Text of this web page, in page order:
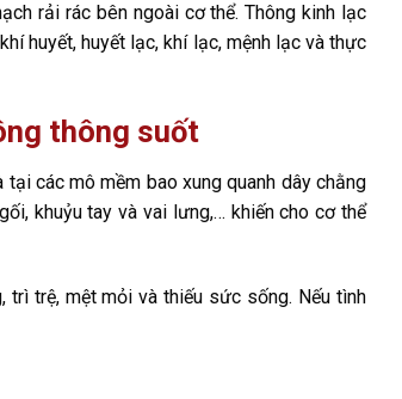
rải rác bên ngoài cơ thể. Thông kinh lạc
huyết, huyết lạc, khí lạc, mệnh lạc và thực
thông suốt
các mô mềm bao xung quanh dây chằng
khuỷu tay và vai lưng,… khiến cho cơ thể
trệ, mệt mỏi và thiếu sức sống. Nếu tình